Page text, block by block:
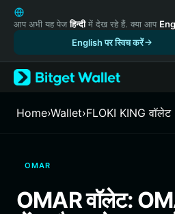
English
日本語
Русский
Español (Latinoamérica)
Türkçe
Italiano
繁體中文
Português (Portugal)
Bahasa Indonesia
आप अभी यह पेजहिन्दीमें देख रहे हैं. क्या आप
English पर स्विच करें
Home›Wallet›FLOKI KING वॉलेट
OMAR
OMAR वॉलेट: